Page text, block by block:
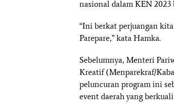
nasional dalam KEN 2023
“Ini berkat perjuangan
Parepare,” kata Hamka.
Sebelumnya, Menteri
Kreatif (Menparekraf/
peluncuran program ini
event daerah yang